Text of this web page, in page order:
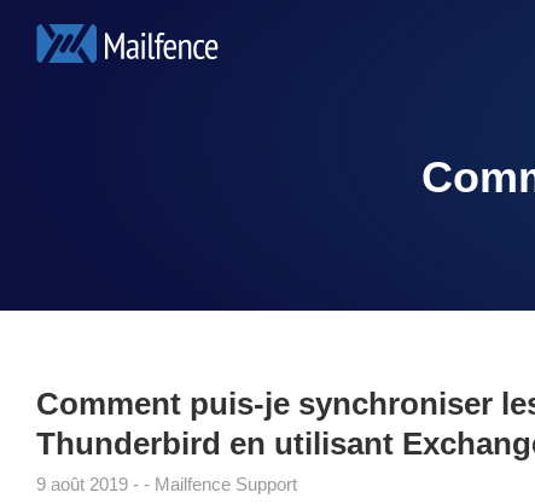
Comment puis-je synchroniser
Thunderbird en utilisant
9 août 2019 Mailfence Support